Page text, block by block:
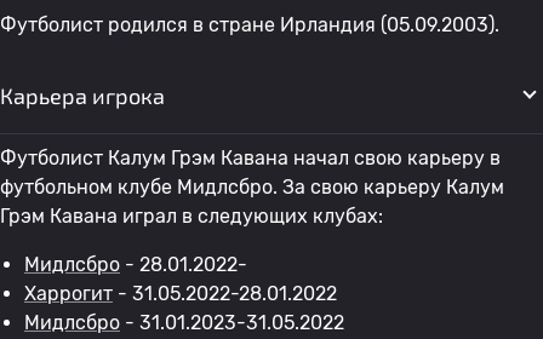
Футболист родился в стране Ирландия (05.09.2003).
Карьера игрока
Футболист Калум Грэм Кавана начал свою карьеру в
футбольном клубе Мидлсбро. За свою карьеру Калум
Грэм Кавана играл в следующих клубах:
Мидлсбро - 28.01.2022-
Харрогит - 31.05.2022-28.01.2022
Мидлсбро - 31.01.2023-31.05.2022